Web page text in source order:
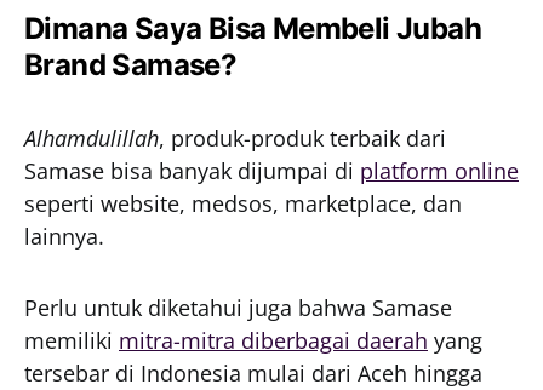
Dimana Saya Bisa Membeli Jubah
Brand Samase?
Alhamdulillah, produk-produk terbaik dari
Samase bisa banyak dijumpai di platform online
seperti website, medsos, marketplace, dan
lainnya.
Perlu untuk diketahui juga bahwa Samase
memiliki mitra-mitra diberbagai daerah yang
tersebar di Indonesia mulai dari Aceh hingga